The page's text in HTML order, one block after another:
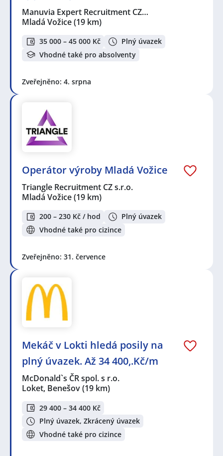
Manuvia Expert Recruitment CZ…
Mladá Vožice(19 km)
35 000 – 45 000 Kč
Plný úvazek
Vhodné také pro absolventy
Zveřejněno: 4. srpna
Operátor výroby Mladá Vožice
Triangle Recruitment CZ s.r.o.
Mladá Vožice(19 km)
200 – 230 Kč / hod
Plný úvazek
Vhodné také pro cizince
Zveřejněno: 31. července
Mekáč v Lokti hledá posily na
plný úvazek. Až 34 400,.Kč/m
McDonald`s ČR spol. s r.o.
Loket, Benešov(19 km)
29 400 – 34 400 Kč
Plný úvazek, Zkrácený úvazek
Vhodné také pro cizince